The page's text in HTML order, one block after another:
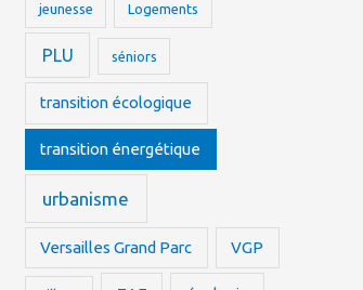
jeunesse Logements
PLU séniors
transition écologique
transition énergétique
urbanisme
Versailles Grand Parc VGP